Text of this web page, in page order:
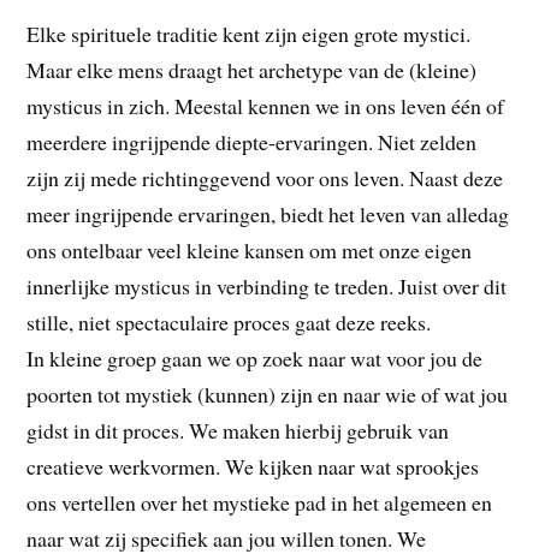
Elke spirituele traditie kent zijn eigen grote mystici.
Maar elke mens draagt het archetype van de (kleine)
mysticus in zich. Meestal kennen we in ons leven één of
meerdere ingrijpende diepte-ervaringen. Niet zelden
zijn zij mede richtinggevend voor ons leven. Naast deze
meer ingrijpende ervaringen, biedt het leven van alledag
ons ontelbaar veel kleine kansen om met onze eigen
innerlijke mysticus in verbinding te treden. Juist over dit
stille, niet spectaculaire proces gaat deze reeks.
In kleine groep gaan we op zoek naar wat voor jou de
poorten tot mystiek (kunnen) zijn en naar wie of wat jou
gidst in dit proces. We maken hierbij gebruik van
creatieve werkvormen. We kijken naar wat sprookjes
ons vertellen over het mystieke pad in het algemeen en
naar wat zij specifiek aan jou willen tonen. We